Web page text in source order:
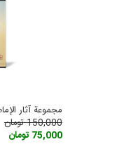
مجموعة آثار
150,000 تومان
75,000 تومان